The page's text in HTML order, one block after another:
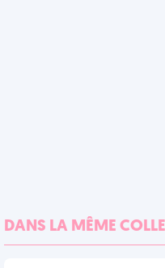
DANS LA MÊME